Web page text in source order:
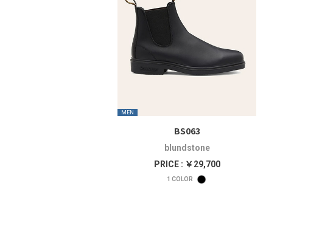
MEN
BS063
blundstone
PRICE : ￥29,700
1 COLOR